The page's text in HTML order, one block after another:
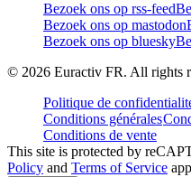
Bezoek ons op rss-feed
Bezoek ons op mastodon
Bezoek ons op bluesky
© 2026 Euractiv FR. All rights
Politique de
Conditions générales
Conditions de vente
This site is protected by
Policy and Terms of Service